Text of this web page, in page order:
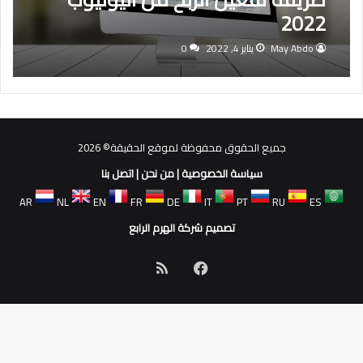
2022
May Abdo يناير 4, 2022 0
جميع الحقوق محفوظة لموقع الحقيقة© 2026
سياسة الخصوصية|من نحن|اتصل بنا
AR
NL EN FR DE IT PT RU
ES
تصميم شركة الهرم الرابع
فيسبوك
الموقع